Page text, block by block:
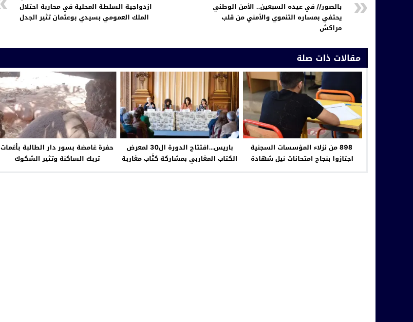
بالصور// في عيده السبعين.. الأمن الوطني
يحتفي بمساره التنموي والأمني من قلب
مراكش
ازدواجية السلطة المحلية في محاربة احتلال
الملك العمومي بسيدي بوعثمان تثير الجدل
مقالات ذات صلة
898 من نزلاء المؤسسات السجنية
اجتازوا بنجاح امتحانات نيل شهادة
باريس…افتتاح الدورة ال30 لمعرض
الكتاب المغاربي بمشاركة كتَّاب مغاربة
حفرة غامضة بسور دار الطالبة بأغمات
تربك الساكنة وتثير الشكوك